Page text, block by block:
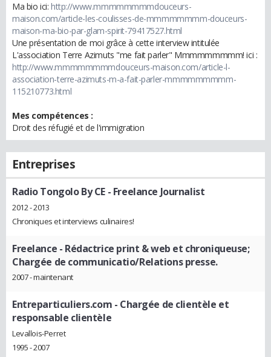
Ma bio ici: http://www.mmmmmmmmdouceurs-
maison.com/article-les-coulisses-de-mmmmmmmm-douceurs-
maison-ma-bio-par-glam-spirit-79417527.html
Une présentation de moi grâce à cette interview intitulée
L'association Terre Azimuts "me fait parler" Mmmmmmmmm! ici :
http://www.mmmmmmmmdouceurs-maison.com/article-l-
association-terre-azimuts-m-a-fait-parler-mmmmmmmmm-
115210773.html
Mes compétences :
Droit des réfugié et de l'immigration
Entreprises
Radio Tongolo By CE - Freelance Journalist
2012 - 2013
Chroniques et interviews culinaires!
Freelance - Rédactrice print & web et chroniqueuse;
Chargée de communicatio/Relations presse.
2007 - maintenant
Entreparticuliers.com - Chargée de clientèle et
responsable clientèle
Levallois-Perret
1995 - 2007